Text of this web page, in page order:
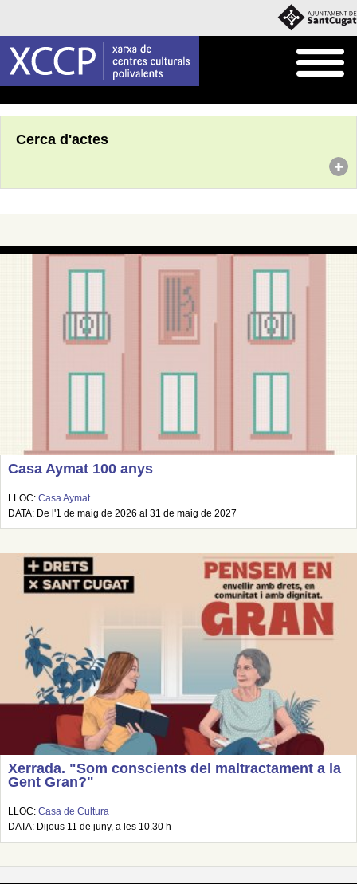
Cerca d'actes
Casa Aymat 100 anys
LLOC: Casa Aymat
DATA: De l'1 de maig de 2026 al 31 de maig de 2027
Xerrada. "Som conscients del maltractament a la
Gent Gran?"
LLOC: Casa de Cultura
DATA: Dijous 11 de juny, a les 10.30 h